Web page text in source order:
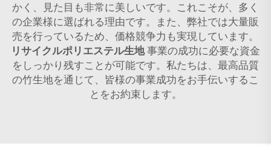
かく、見た目も非常に美しいです。これこそが、多く
の企業様に選ばれる理由です。また、弊社では大量販
売を行っているため、価格競争力も実現しています。
リサイクルポリエステル生地事業の成功に必要な資金
をしっかり残すことが可能です。私たちは、最高品質
の竹生地を通じて、皆様の事業成功をお手伝いするこ
とをお約束します。